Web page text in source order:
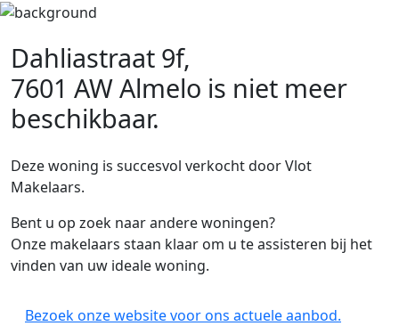
Dahliastraat 9f,
7601 AW Almelo is niet meer
beschikbaar.
Deze woning is succesvol verkocht door Vlot
Makelaars.
Bent u op zoek naar andere woningen?
Onze makelaars staan klaar om u te assisteren bij het
vinden van uw ideale woning.
Bezoek onze website voor ons actuele aanbod.